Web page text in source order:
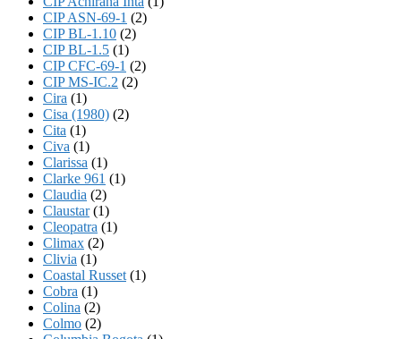
CIP ASN-69-1 (2)
CIP BL-1.10 (2)
CIP BL-1.5 (1)
CIP CFC-69-1 (2)
CIP MS-IC.2 (2)
Cira (1)
Cisa (1980) (2)
Cita (1)
Civa (1)
Clarissa (1)
Clarke 961 (1)
Claudia (2)
Claustar(1)
Cleopatra (1)
Climax (2)
Clivia (1)
Coastal Russet (1)
Cobra (1)
Colina (2)
Colmo (2)